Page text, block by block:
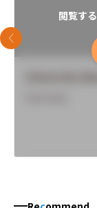
閲覧す
前のスライド